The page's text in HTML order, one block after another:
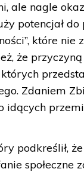
ale nagle
potencjał
które nie
że
Zdaniem
idących
podkreślił,
społeczne